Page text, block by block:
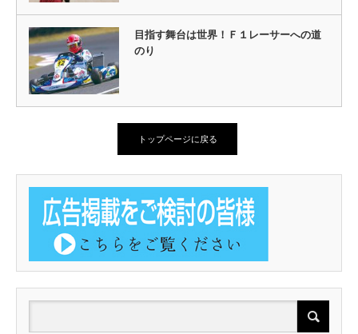
目指す舞台は世界！Ｆ１レーサーへの道
のり
トップページに戻る